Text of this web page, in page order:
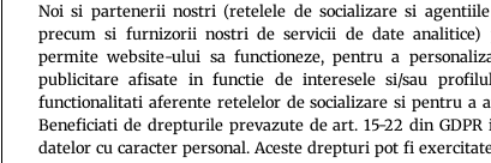
Noi si partenerii nostri (retelele de socializare si
precum si furnizorii nostri de servicii de date analitice)
permite website-ului sa functioneze, pentru a
publicitare afisate in functie de interesele si/sau
functionalitati aferente retelelor de socializare si pentru a
Beneficiati de drepturile prevazute de art. 15-22 din
datelor cu caracter personal. Aceste drepturi pot fi